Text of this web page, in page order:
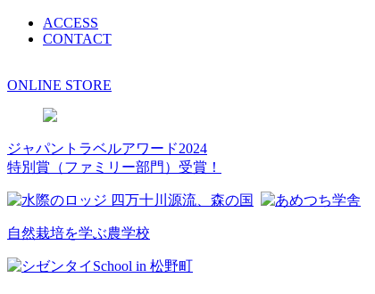
ACCESS
CONTACT
ONLINE STORE
ジャパントラベルアワード2024
特別賞（ファミリー部門）受賞！
自然栽培を学ぶ農学校